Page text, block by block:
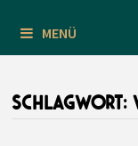
MENÜ
SCHLAGWORT: